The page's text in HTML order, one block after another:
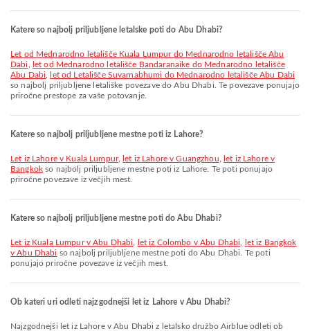
Katere so najbolj priljubljene letalske poti do Abu Dhabi?
let od Mednarodno letališče Kuala Lumpur do Mednarodno letališče Abu
Dabi
let od Mednarodno letališče Bandaranaike do Mednarodno letališče
Abu Dabi
let od Letališče Suvarnabhumi do Mednarodno letališče Abu Dabi
so najbolj priljubljene letališke povezave do Abu Dhabi. Te povezave ponujajo
priročne prestope za vaše potovanje.
Katere so najbolj priljubljene mestne poti iz Lahore?
let iz Lahore v Kuala Lumpur, let iz Lahore v Guangzhou
let iz Lahore v
Bangkokso najbolj priljubljene mestne poti iz Lahore. Te poti ponujajo
priročne povezave iz večjih mest.
Katere so najbolj priljubljene mestne poti do Abu Dhabi?
let iz Kuala Lumpur v Abu Dhabi let iz Colombo v Abu Dhabi
let iz Bangkok
v Abu Dhabi so najbolj priljubljene mestne poti do Abu Dhabi. Te poti
ponujajo priročne povezave iz večjih mest.
Ob kateri uri odleti najzgodnejši let iz Lahore v Abu Dhabi?
Najzgodnejši let iz Lahore v Abu Dhabi z letalsko družbo Airblue odleti ob